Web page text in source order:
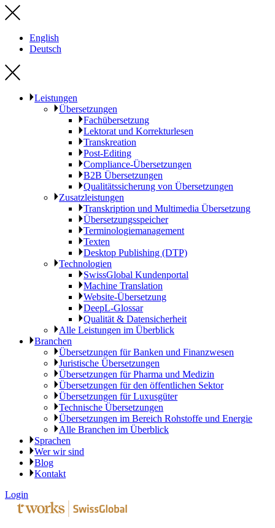
English
Deutsch
Leistungen
Übersetzungen
Fachübersetzung
Lektorat und Korrekturlesen
Transkreation
Post-Editing
Compliance-Übersetzungen
B2B Übersetzungen
Qualitätssicherung von Übersetzungen
Zusatzleistungen
Transkription und Multimedia Übersetzung
Übersetzungsspeicher
Terminologiemanagement
Texten
Desktop Publishing (DTP)
Technologien
SwissGlobal Kundenportal
Machine Translation
Website-Übersetzung
DeepL-Glossar
Qualität & Datensicherheit
Alle Leistungen im Überblick
Branchen
Übersetzungen für Banken und Finanzwesen
Juristische Übersetzungen
Übersetzungen für Pharma und Medizin
Übersetzungen für den öffentlichen Sektor
Übersetzungen für Luxusgüter
Technische Übersetzungen
Übersetzungen im Bereich Rohstoffe und Energie
Alle Branchen im Überblick
Sprachen
Wer wir sind
Blog
Kontakt
Login